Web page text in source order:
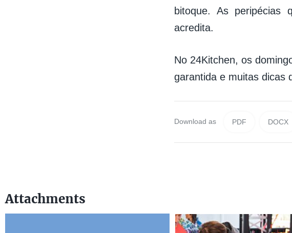
bitoque. As peripécias
acredita.
No 24Kitchen, os
garantida e muitas dicas
Download as PDF DOCX
Attachments